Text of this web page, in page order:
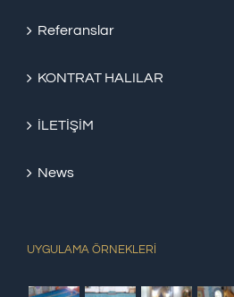
Referanslar
KONTRAT HALILAR
İLETİŞİM
News
UYGULAMA ÖRNEKLERİ